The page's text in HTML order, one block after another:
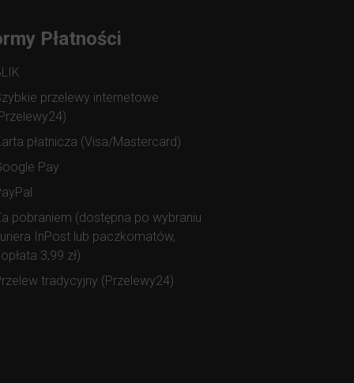
Płatności
przelewy internetowe
płatnicza (Visa/Mastercard)
Pay
pobraniem (dostępna po wybraniu
InPost lub paczkomatów,
3,99 zł)
tradycyjny (Przelewy24)